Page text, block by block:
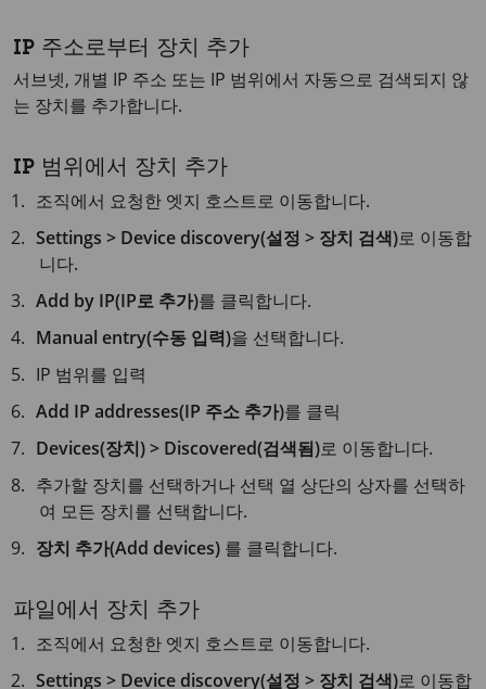
IP 주소로부터 장치 추가
서브넷, 개별 IP 주소 또는 IP 범위에서 자동으로 검색되지 않
는 장치를 추가합니다.
IP 범위에서 장치 추가
조직에서 요청한 엣지 호스트로 이동합니다.
Settings > Device discovery(설정 > 장치 검색)로 이동합
니다.
Add by IP(IP로 추가)를 클릭합니다.
Manual entry(수동 입력)을 선택합니다.
IP 범위를 입력
Add IP addresses(IP 주소 추가)를 클릭
Devices(장치) > Discovered(검색됨)로 이동합니다.
추가할 장치를 선택하거나 선택 열 상단의 상자를 선택하
여 모든 장치를 선택합니다.
장치 추가(Add devices) 를 클릭합니다.
파일에서 장치 추가
조직에서 요청한 엣지 호스트로 이동합니다.
Settings > Device discovery(설정 > 장치 검색)로 이동합